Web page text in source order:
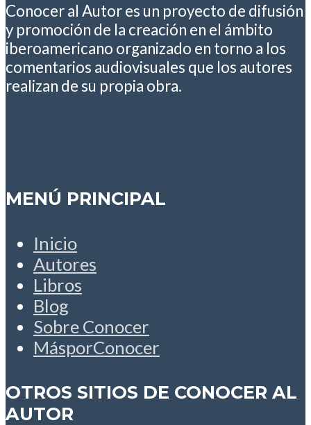
Conocer al Autor es un proyecto de difusión
y promoción de la creación en el ámbito
iberoamericano organizado en torno a los
comentarios audiovisuales que los autores
realizan de su propia obra.
MENÚ PRINCIPAL
Inicio
Autores
Libros
Blog
Sobre Conocer
MásporConocer
OTROS SITIOS DE CONOCER AL
AUTOR